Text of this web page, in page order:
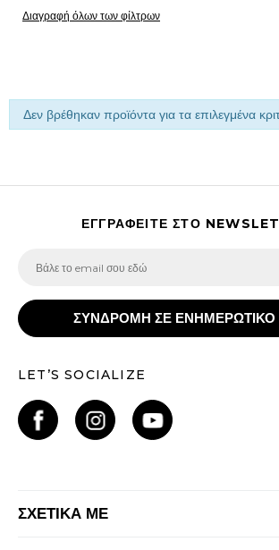
Διαγραφή όλων των φίλτρων
Δεν βρέθηκαν προϊόντα για τα επιλεγμένα
ΕΓΓΡΑΦΕΙΤΕ ΣΤΟ
ΣΥΝΔΡΟΜΗ ΣΕ ΕΝΗΜΕΡΩΤΙΚΟ
LET’S SOCIALIZE
ΣΧΕΤΙΚΑ ΜΕ